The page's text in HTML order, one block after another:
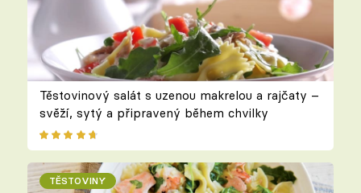
Těstovinový salát s uzenou makrelou a rajčaty –
svěží, sytý a připravený během chvilky
TĚSTOVINY